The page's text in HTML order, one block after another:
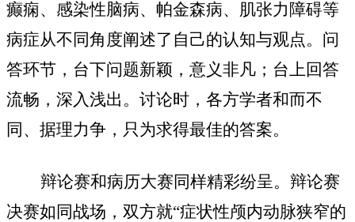
癫痫、感染性脑病、帕金森病、肌张力障碍等
病症从不同角度阐述了自己的认知与观点。问
答环节，台下问题新颖，意义非凡；台上回答
流畅，深入浅出。讨论时，各方学者和而不
同、据理力争，只为求得最佳的答案。
辩论赛和病历大赛同样精彩纷呈。辩论赛
决赛如同战场，双方就“症状性颅内动脉狭窄的